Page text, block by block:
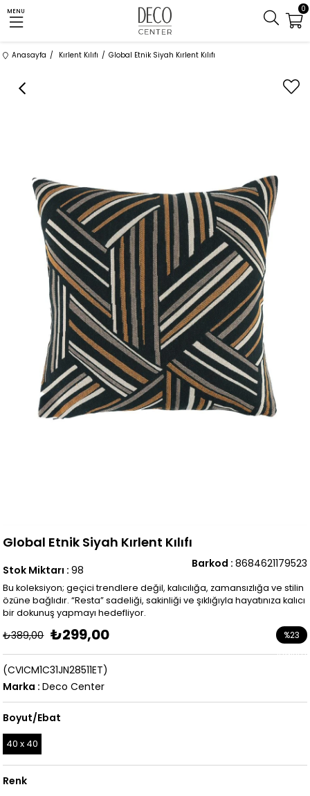
MENU 0
Anasayfa Kırlent Kılıfı Global Etnik Siyah Kırlent Kılıfı
Global Etnik Siyah Kırlent Kılıfı
Barkod : 8684621179523
Stok Miktarı : 98
Bu koleksiyon; geçici trendlere değil, kalıcılığa, zamansızlığa ve stilin
özüne bağlıdır. “Resta” sadeliği, sakinliği ve şıklığıyla hayatınıza kalıcı
bir dokunuş yapmayı hedefliyor.
₺389,00 ₺299,00 %23
İndirim
(CVICM1C31JN28511ET)
Marka : Deco Center
Boyut/Ebat
40 x 40
Renk